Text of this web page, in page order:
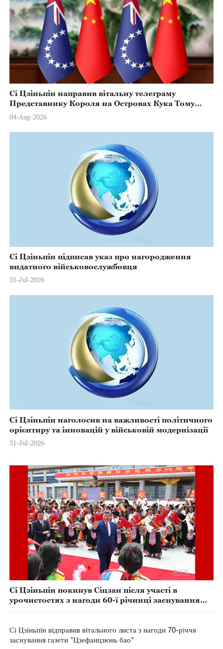
Сі Цзіньпін направив вітальну телеграму
Представнику Короля на Островах Кука Тому
Марстерсу з нагоди Дня Конституції
04-Aug-2026
Сі Цзіньпін підписав указ про нагородження
видатного військовослужбовця
31-Jul-2026
Сі Цзіньпін наголосив на важливості політичного
орієнтиру та інновацій у військовій модернізації
31-Jul-2026
Сі Цзіньпін покинув Сіцзан після участі в
урочистостях з нагоди 60-ї річниці заснування
Сі Цзіньпін відправив вітального листа з нагоди 70-річчя
заснування газети "Цзефанцзюнь бао"